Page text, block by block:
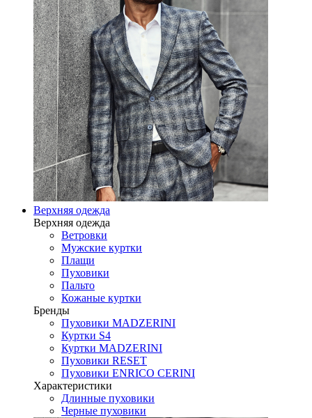
Верхняя одежда
Верхняя одежда
Ветровки
Мужские куртки
Плащи
Пуховики
Пальто
Кожаные куртки
Бренды
Пуховики MADZERINI
Куртки S4
Куртки MADZERINI
Пуховики RESET
Пуховики ENRICO CERINI
Характеристики
Длинные пуховики
Черные пуховики